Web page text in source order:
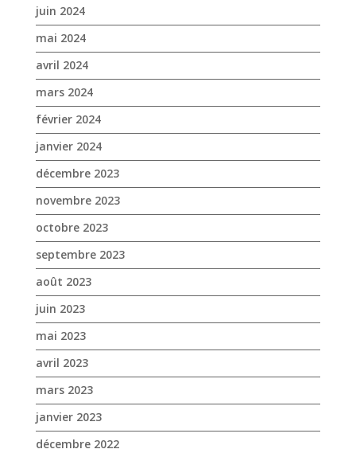
juin 2024
mai 2024
avril 2024
mars 2024
février 2024
janvier 2024
décembre 2023
novembre 2023
octobre 2023
septembre 2023
août 2023
juin 2023
mai 2023
avril 2023
mars 2023
janvier 2023
décembre 2022